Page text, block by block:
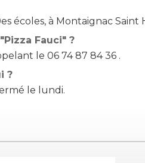
écoles, à Montaignac Saint
Fauci" ?
le 06 74 87 84 36 .
?
le lundi.